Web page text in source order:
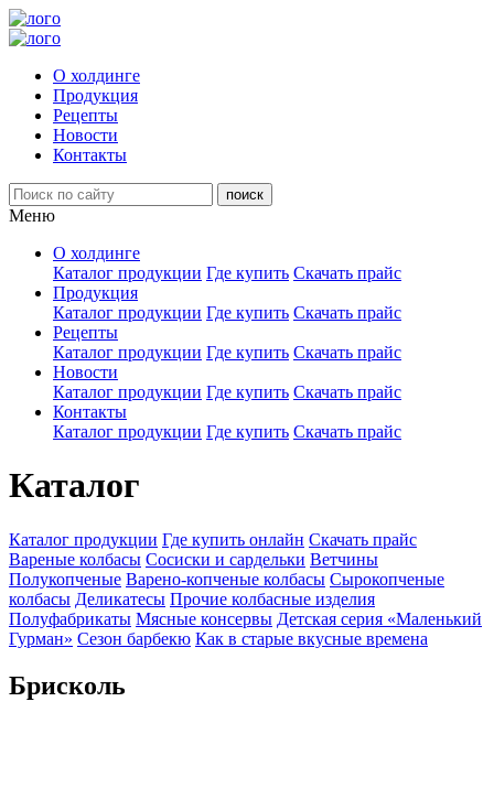
О холдинге
Продукция
Рецепты
Новости
Контакты
Меню
О холдинге
Каталог продукции Где купить Скачать прайс
Продукция
Каталог продукции Где купить Скачать прайс
Рецепты
Каталог продукции Где купить Скачать прайс
Новости
Каталог продукции Где купить Скачать прайс
Контакты
Каталог продукции Где купить Скачать прайс
Каталог
Каталог продукции Где купить онлайн Скачать прайс
Вареные колбасы Сосиски и сардельки Ветчины
Полукопченые Варено-копченые колбасы Сырокопченые
колбасы Деликатесы Прочие колбасные изделия
Полуфабрикаты Мясные консервы Детская серия «Маленький
Гурман» Сезон барбекю Как в старые вкусные времена
Брисколь